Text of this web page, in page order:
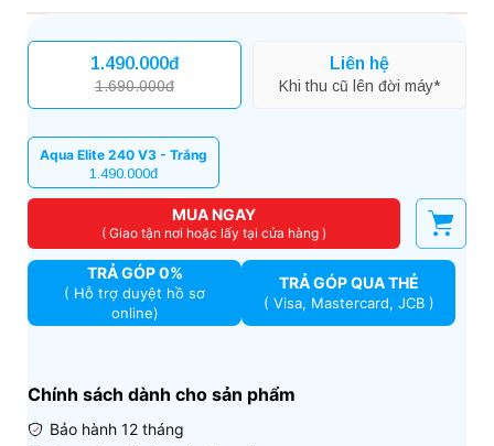
1.490.000đ
1.690.000đ
Liên hệ
Khi thu cũ lên đời máy*
Aqua Elite 240 V3 - Trắng
1.490.000đ
MUA NGAY
( Giao tận nơi hoặc lấy tại cửa hàng )
TRẢ GÓP 0%
( Hỗ trợ duyệt hồ sơ
online)
TRẢ GÓP QUA THẺ
( Visa, Mastercard, JCB )
Chính sách dành cho sản phẩm
Bảo hành 12 tháng